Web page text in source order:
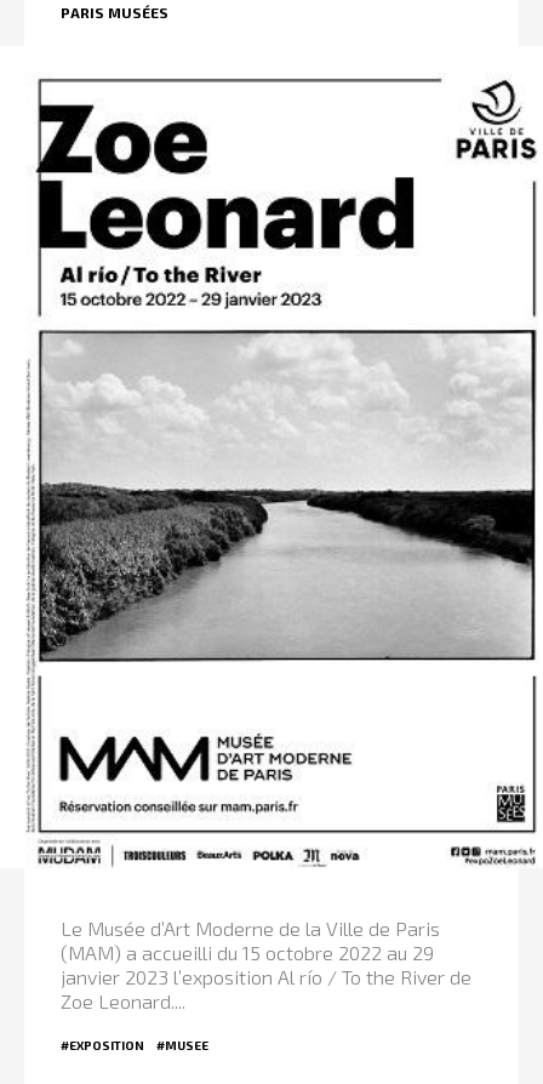
PARIS MUSÉES
Le Musée d’Art Moderne de la Ville de Paris
(MAM) a accueilli du 15 octobre 2022 au 29
janvier 2023 l’exposition Al río / To the River de
Zoe Leonard....
#EXPOSITION #MUSEE